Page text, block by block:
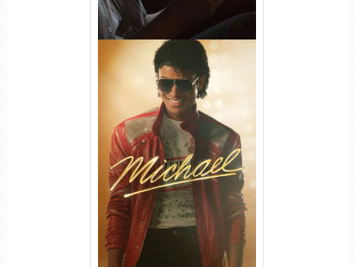
Michael Torrent (2026) WEB-
DL 1080p/4K Dual Áudio